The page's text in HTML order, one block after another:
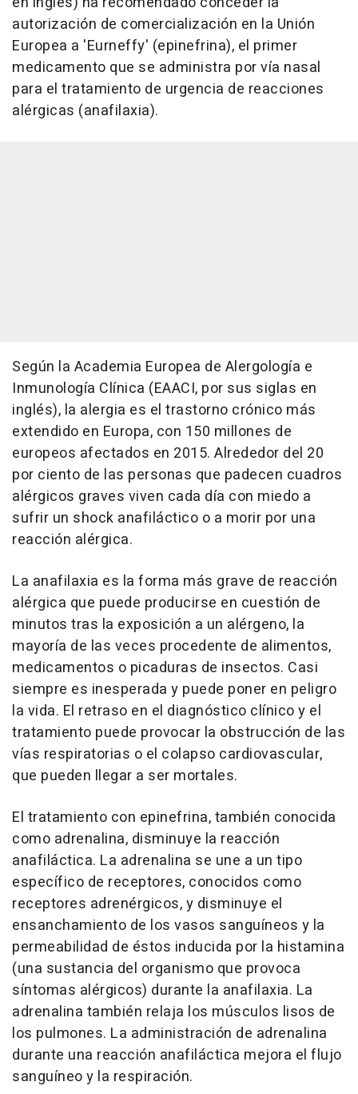
autorización de comercialización en la Unión
Europea a 'Eurneffy' (epinefrina), el primer
medicamento que se administra por vía nasal
para el tratamiento de urgencia de reacciones
alérgicas (anafilaxia).
Según la Academia Europea de Alergología e
Inmunología Clínica (EAACI, por sus siglas en
inglés), la alergia es el trastorno crónico más
extendido en Europa, con 150 millones de
europeos afectados en 2015. Alrededor del 20
por ciento de las personas que padecen cuadros
alérgicos graves viven cada día con miedo a
sufrir un shock anafiláctico o a morir por una
reacción alérgica.
La anafilaxia es la forma más grave de reacción
alérgica que puede producirse en cuestión de
minutos tras la exposición a un alérgeno, la
mayoría de las veces procedente de alimentos,
medicamentos o picaduras de insectos. Casi
siempre es inesperada y puede poner en peligro
la vida. El retraso en el diagnóstico clínico y el
tratamiento puede provocar la obstrucción de las
vías respiratorias o el colapso cardiovascular,
que pueden llegar a ser mortales.
El tratamiento con epinefrina, también conocida
como adrenalina, disminuye la reacción
anafiláctica. La adrenalina se une a un tipo
específico de receptores, conocidos como
receptores adrenérgicos, y disminuye el
ensanchamiento de los vasos sanguíneos y la
permeabilidad de éstos inducida por la histamina
(una sustancia del organismo que provoca
síntomas alérgicos) durante la anafilaxia. La
adrenalina también relaja los músculos lisos de
los pulmones. La administración de adrenalina
durante una reacción anafiláctica mejora el flujo
sanguíneo y la respiración.